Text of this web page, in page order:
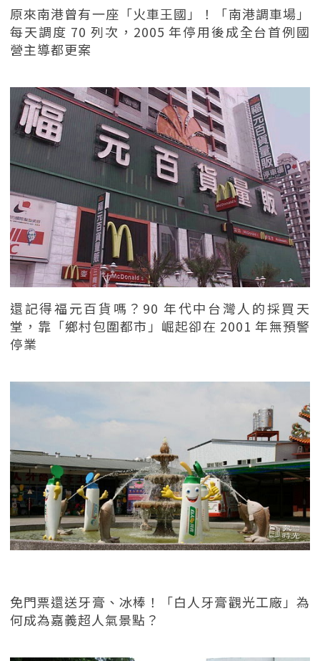
原來南港曾有一座「火車王國」！「南港調車場」
每天調度 70 列次，2005 年停用後成全台首例國
營主導都更案
還記得福元百貨嗎？90 年代中台灣人的採買天
堂，靠「鄉村包圍都市」崛起卻在 2001 年無預警
停業
免門票還送牙膏、冰棒！「白人牙膏觀光工廠」為
何成為嘉義超人氣景點？